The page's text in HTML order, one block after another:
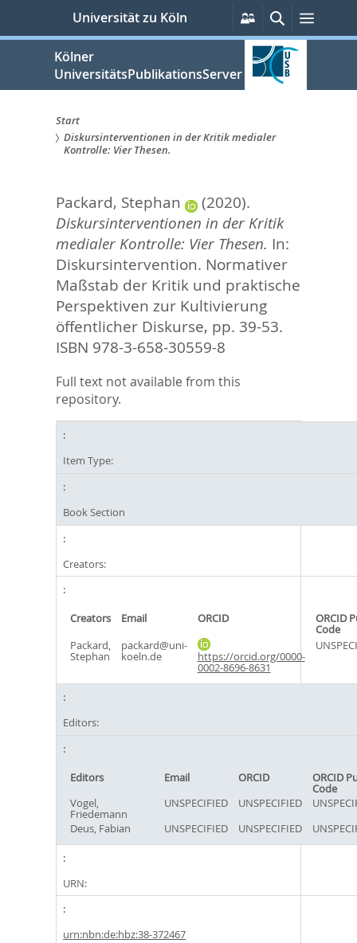
springen
Universität zu Köln
Persönliche
Services
Suche
Kölner
UniversitätsPublikationsServer
Sie
hier:
Start
Diskursinterventionen in der Kritik medialer
Kontrolle: Vier Thesen.
Packard, Stephan
(2020).
Diskursinterventionen in der Kritik
medialer Kontrolle: Vier Thesen. In:
Diskursintervention. Normativer
Maßstab der Kritik und praktische
Perspektiven zur Kultivierung
öffentlicher Diskurse, pp. 39-53.
ISBN 978-3-658-30559-8
Full text not available from this
repository.
Item Type:
Book Section
Creators:
Creators Email ORCID ORCID
Code
Packard,
Stephan
packard@uni-
koeln.de https://orcid.org/0000-
0002-8696-8631
Editors:
Editors Email ORCID ORCID
Code
Vogel,
Friedemann
UNSPECIFIED UNSPECIFIED
Deus, Fabian
UNSPECIFIED UNSPECIFIED
URN:
urn:nbn:de:hbz:38-372467